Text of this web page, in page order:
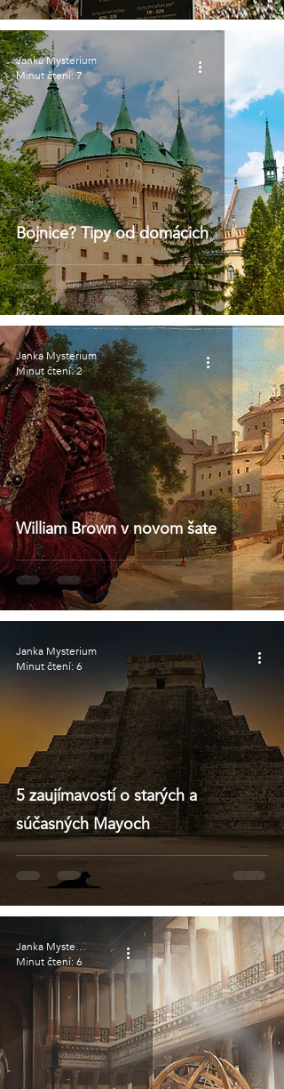
Bojnice? Tipy od domácich
Janka Mysterium
Minut čtení: 7
William Brown v novom šate
Janka Mysterium
Minut čtení: 2
5 zaujímavostí o starých a
súčasných Mayoch
Janka Mysterium
Minut čtení: 6
Janka Mysterium
Minut čtení: 6